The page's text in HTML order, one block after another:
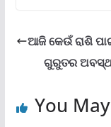
ଆଜି କେଉଁ ରାଶି
ଗୁରୁତର
You